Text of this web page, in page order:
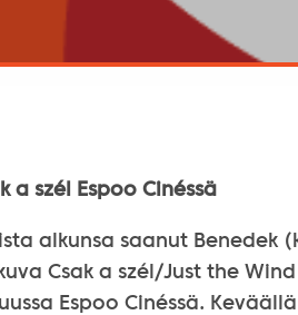
a szél Espoo Cinéssä
alkunsa saanut Benedek
Csak a szél/Just the
Espoo Cinéssä.